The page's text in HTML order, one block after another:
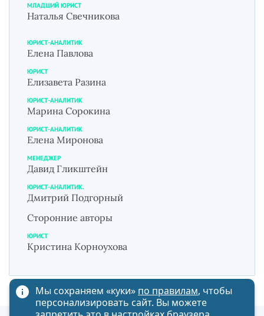
МЛАДШИЙ ЮРИСТ
Наталья Свечникова
ЮРИСТ-АНАЛИТИК
Елена Павлова
ЮРИСТ
Елизавета Разина
ЮРИСТ-АНАЛИТИК
Марина Сорокина
ЮРИСТ-АНАЛИТИК
Елена Миронова
МЕНЕДЖЕР
Давид Гликштейн
ЮРИСТ-АНАЛИТИК.
Дмитрий Подгорный
Сторонние авторы
ЮРИСТ
Кристина Корноухова
Мы сохраняем «куки» по правилам, чтобы
персонализировать сайт. Вы можете